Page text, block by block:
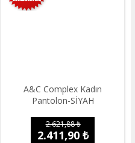
A&C Complex Kadın
Pantolon-SİYAH
2.621,88 ₺
2.411,90 ₺